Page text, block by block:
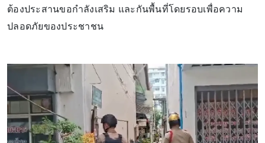
ต้องประสานขอกำลังเสริม และกันพื้นที่โดยรอบเพื่อความ
ปลอดภัยของประชาชน